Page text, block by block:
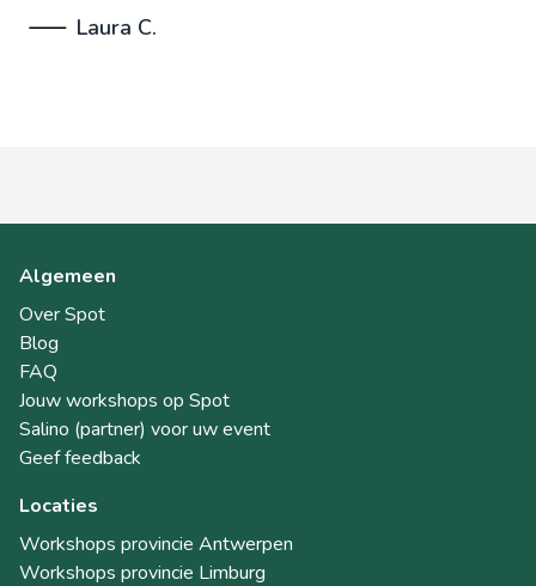
Laura C.
Algemeen
Over Spot
Blog
FAQ
Jouw workshops op Spot
Salino (partner) voor uw event
Geef feedback
Locaties
Workshops provincie Antwerpen
Workshops provincie Limburg